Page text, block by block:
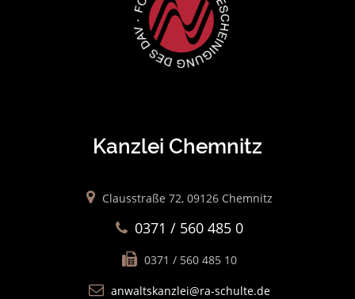
Kanzlei Chemnitz
Clausstraße 72, 09126 Chemnitz
0371 / 560 485 0
0371 / 560 485 10
anwaltskanzlei@ra-schulte.de